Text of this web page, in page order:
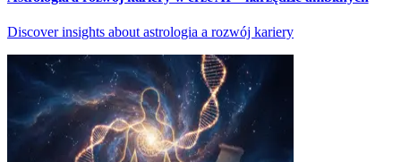
Discover insights about astrologia a rozwój kariery